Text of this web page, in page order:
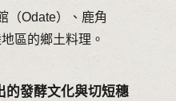
（Odate）、鹿角
區的鄉土料理。
的發酵文化與切短穗